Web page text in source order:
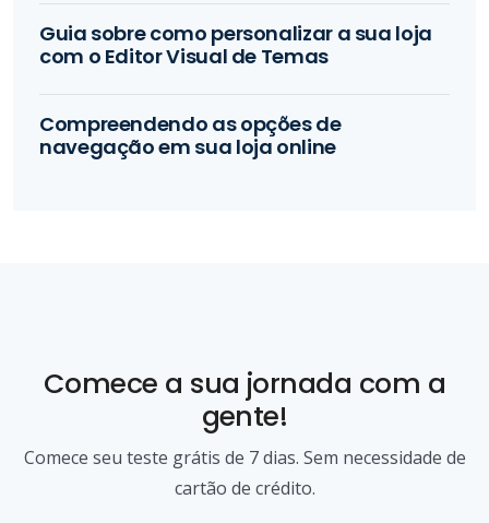
Guia sobre como personalizar a sua loja
com o Editor Visual de Temas
Compreendendo as opções de
navegação em sua loja online
Comece a sua jornada com a
gente!
Comece seu teste grátis de 7 dias. Sem necessidade de
cartão de crédito.